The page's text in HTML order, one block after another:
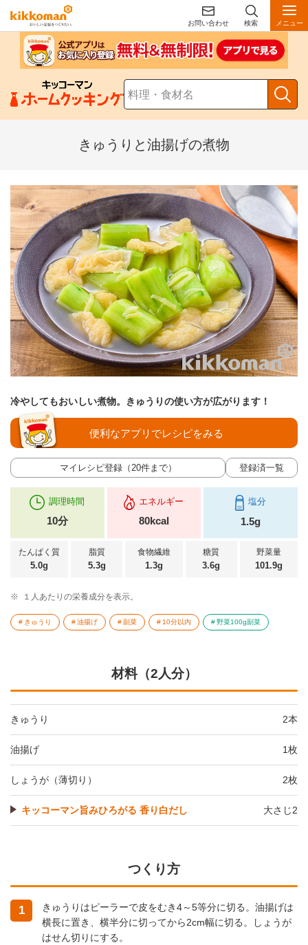
お問い合わせ 検索 メニュー
きゅうりと油揚げの煮物
冷やしてもおいしい煮物。きゅうりの使い方が広がります！
マイレシピ登録（20件まで） 登録済一覧
便利なアプリでレシピをみる
調理時間
10分
エネルギー
80kcal
塩分
1.5g
たんぱく質
5.0g
脂質
5.3g
食物繊維
1.3g
糖質
3.6g
野菜量
101.9g
※ １人あたりの栄養成分を表示。
きゅうり 油揚げ 副菜 10分以内 野菜100g副菜
材料（2人分）
きゅうり 2本
油揚げ 1枚
しょうが（薄切り） 2枚
キッコーマン旨みひろがる 香り白だし 大さじ2
つくり方
1
きゅうりはピーラーで皮をむき4～5等分に切る。油揚げは
横長に置き、横半分に切ってから2cm幅に切る。しょうが
はせん切りにする。